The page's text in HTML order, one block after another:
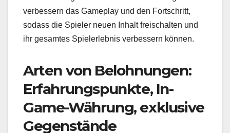
verbessern das Gameplay und den Fortschritt,
sodass die Spieler neuen Inhalt freischalten und
ihr gesamtes Spielerlebnis verbessern können.
Arten von Belohnungen:
Erfahrungspunkte, In-
Game-Währung, exklusive
Gegenstände